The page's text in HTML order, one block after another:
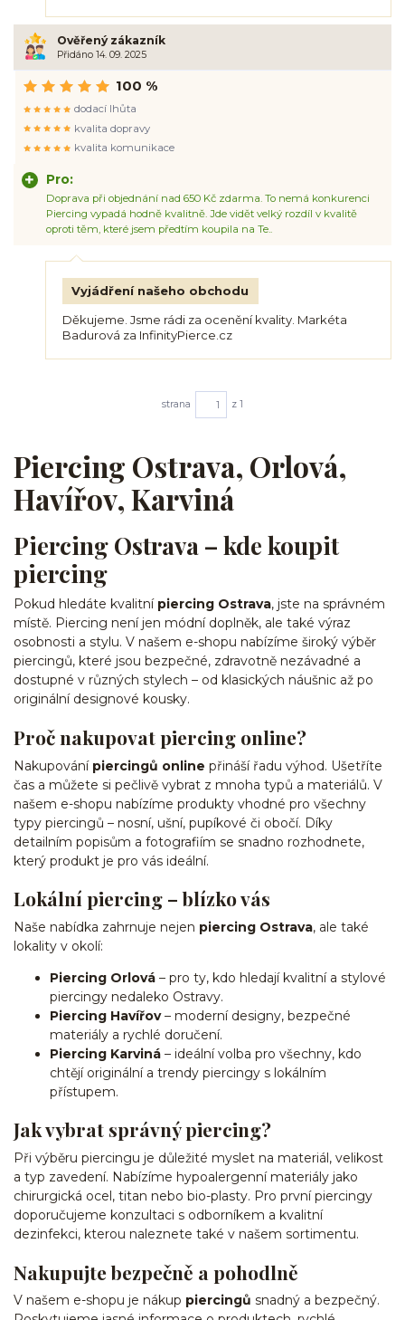
Ověřený zákazník
Přidáno 14. 09. 2025
Pro:
Doprava při objednání nad 650 Kč zdarma. To nemá konkurenci
Piercing vypadá hodně kvalitně. Jde vidět velký rozdíl v kvalitě
oproti těm, které jsem předtím koupila na Te..
100 %
dodací lhůta
kvalita dopravy
kvalita komunikace
Vyjádření našeho obchodu
Děkujeme. Jsme rádi za ocenění kvality. Markéta
Badurová za InfinityPierce.cz
strana z 1
Piercing Ostrava, Orlová,
Havířov, Karviná
Piercing Ostrava – kde koupit
piercing
Pokud hledáte kvalitní piercing Ostrava, jste na správném
místě. Piercing není jen módní doplněk, ale také výraz
osobnosti a stylu. V našem e-shopu nabízíme široký výběr
piercingů, které jsou bezpečné, zdravotně nezávadné a
dostupné v různých stylech – od klasických náušnic až po
originální designové kousky.
Proč nakupovat piercing online?
Nakupování piercingů online přináší řadu výhod. Ušetříte
čas a můžete si pečlivě vybrat z mnoha typů a materiálů. V
našem e-shopu nabízíme produkty vhodné pro všechny
typy piercingů – nosní, ušní, pupíkové či obočí. Díky
detailním popisům a fotografiím se snadno rozhodnete,
který produkt je pro vás ideální.
Lokální piercing – blízko vás
Naše nabídka zahrnuje nejen piercing Ostrava, ale také
lokality v okolí:
Piercing Orlová – pro ty, kdo hledají kvalitní a stylové
piercingy nedaleko Ostravy.
Piercing Havířov– moderní designy, bezpečné
materiály a rychlé doručení.
Piercing Karviná – ideální volba pro všechny, kdo
chtějí originální a trendy piercingy s lokálním
přístupem.
Jak vybrat správný piercing?
Při výběru piercingu je důležité myslet na materiál, velikost
a typ zavedení. Nabízíme hypoalergenní materiály jako
chirurgická ocel, titan nebo bio-plasty. Pro první piercingy
doporučujeme konzultaci s odborníkem a kvalitní
dezinfekci, kterou naleznete také v našem sortimentu.
Nakupujte bezpečně a pohodlně
V našem e-shopu je nákup piercingů snadný a bezpečný.